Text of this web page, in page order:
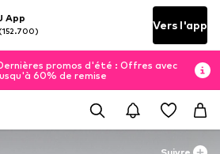
App
(152.700) Vers l'app
promos d'été : Offres avec
60% de remise